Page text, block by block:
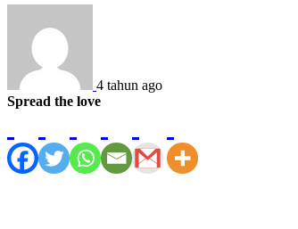
4 tahun ago
Spread the love